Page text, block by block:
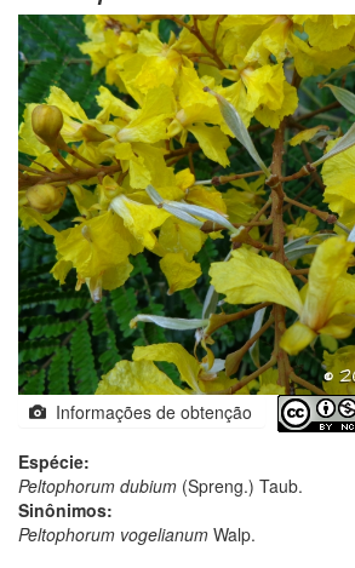
Informações de obtenção
Espécie:
Peltophorum dubium (Spreng.) Taub.
Sinônimos:
Peltophorum vogelianum Walp.